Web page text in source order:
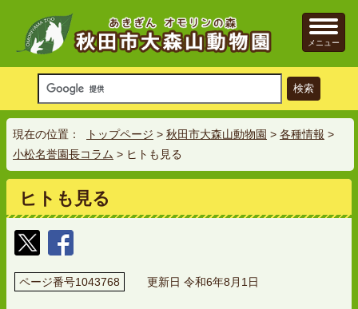
メニュー
現在の位置： トップページ > 秋田市大森山動物園 > 各種情報 >
小松名誉園長コラム > ヒトも見る
ヒトも見る
ページ番号1043768 更新日 令和6年8月1日